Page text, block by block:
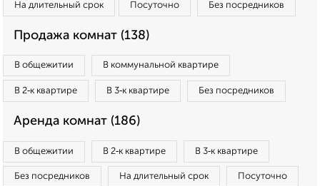
На длительный срок Посуточно Без посредников
Продажа комнат (138)
В общежитии В коммунальной квартире
В 2‑к квартире В 3‑к квартире Без посредников
Аренда комнат (186)
В общежитии В 2‑к квартире В 3‑к квартире
Без посредников На длительный срок Посуточно